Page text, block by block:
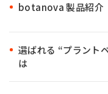
botanova 製品紹介
選ばれる “プラント
は